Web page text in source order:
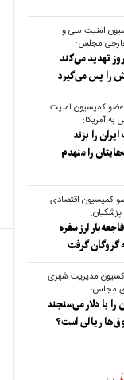
امنیت ملی و
مجلس:
تهدید می‌کند
را پس می‌گیرد
عضو کمیسیون امنیت
آمریکا:
را بزند
را منهدم
کمیسیون اقتصادی
ارز سفره
گروگان گرفت
مدیریت شهری
مجلس؛
را با دلار می‌سنجند
ریالی است؟